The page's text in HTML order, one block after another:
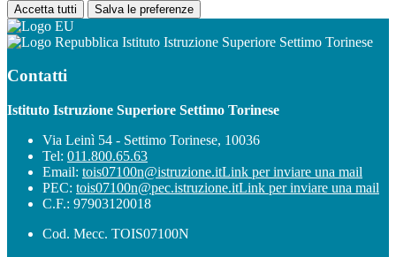
Accetta tutti Salva le preferenze
Istituto Istruzione Superiore Settimo Torinese
Contatti
Istituto Istruzione Superiore Settimo Torinese
Via Leinì 54 - Settimo Torinese, 10036
Tel: 011.800.65.63
Email: tois07100n@istruzione.itLink per inviare una mail
PEC: tois07100n@pec.istruzione.itLink per inviare una mail
C.F.: 97903120018
Cod. Mecc. TOIS07100N